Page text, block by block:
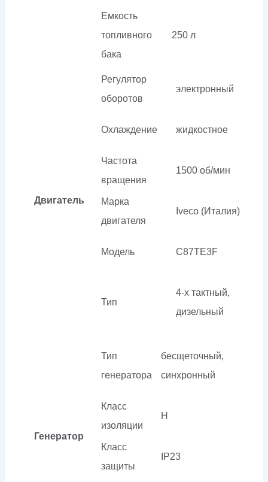
Емкость
топливного
бака
250 л
Двигатель
Регулятор
оборотов
электронный
Охлаждение жидкостное
Частота
вращения
1500 об/мин
Марка
двигателя
Iveco (Италия)
Модель C87TE3F
Тип
4-х тактный,
дизельный
Генератор
Тип
генератора
бесщеточный,
синхронный
Класс
изоляции
H
Класс
защиты
IP23